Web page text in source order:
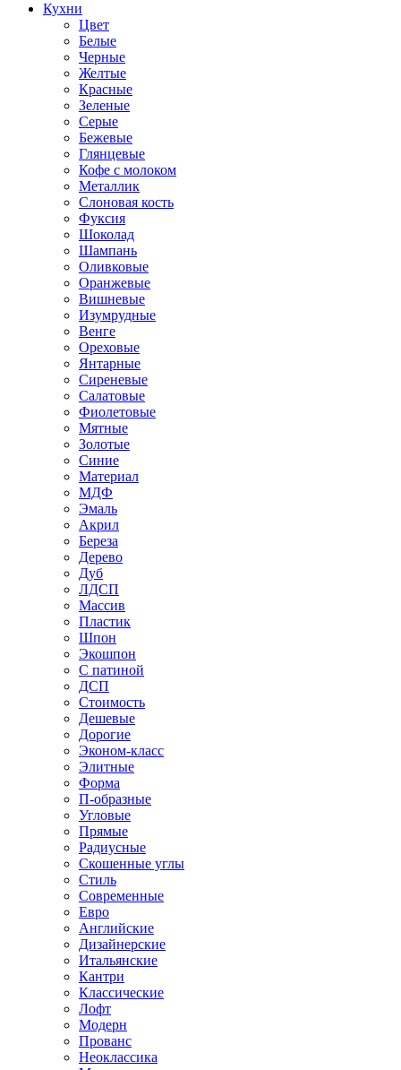
Кухни
Цвет
Белые
Черные
Желтые
Красные
Зеленые
Серые
Бежевые
Глянцевые
Кофе с молоком
Металлик
Слоновая кость
Фуксия
Шоколад
Шампань
Оливковые
Оранжевые
Вишневые
Изумрудные
Венге
Ореховые
Янтарные
Сиреневые
Салатовые
Фиолетовые
Мятные
Золотые
Синие
Материал
МДФ
Эмаль
Акрил
Береза
Дерево
Дуб
ЛДСП
Массив
Пластик
Шпон
Экошпон
С патиной
ДСП
Стоимость
Дешевые
Дорогие
Эконом-класс
Элитные
Форма
П-образные
Угловые
Прямые
Радиусные
Скошенные углы
Стиль
Современные
Евро
Английские
Дизайнерские
Итальянские
Кантри
Классические
Лофт
Модерн
Прованс
Неоклассика